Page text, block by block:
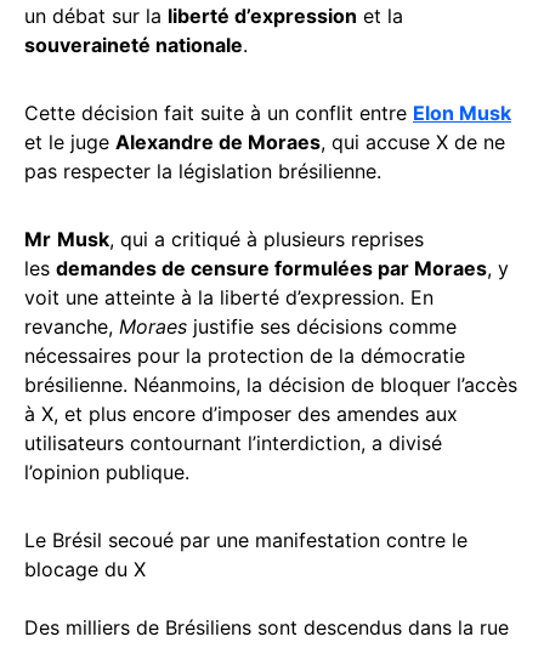
un débat sur la liberté d’expression et la
souveraineté nationale.
Cette décision fait suite à un conflit entre Elon Musk
et le juge Alexandre de Moraes, qui accuse X de ne
pas respecter la législation brésilienne.
Mr Musk, qui a critiqué à plusieurs reprises
les demandes de censure formulées par Moraes, y
voit une atteinte à la liberté d’expression. En
revanche, Moraes justifie ses décisions comme
nécessaires pour la protection de la démocratie
brésilienne. Néanmoins, la décision de bloquer l’accès
à X, et plus encore d’imposer des amendes aux
utilisateurs contournant l’interdiction, a divisé
l’opinion publique.
Le Brésil secoué par une manifestation contre le
blocage du X
Des milliers de Brésiliens sont descendus dans la rue